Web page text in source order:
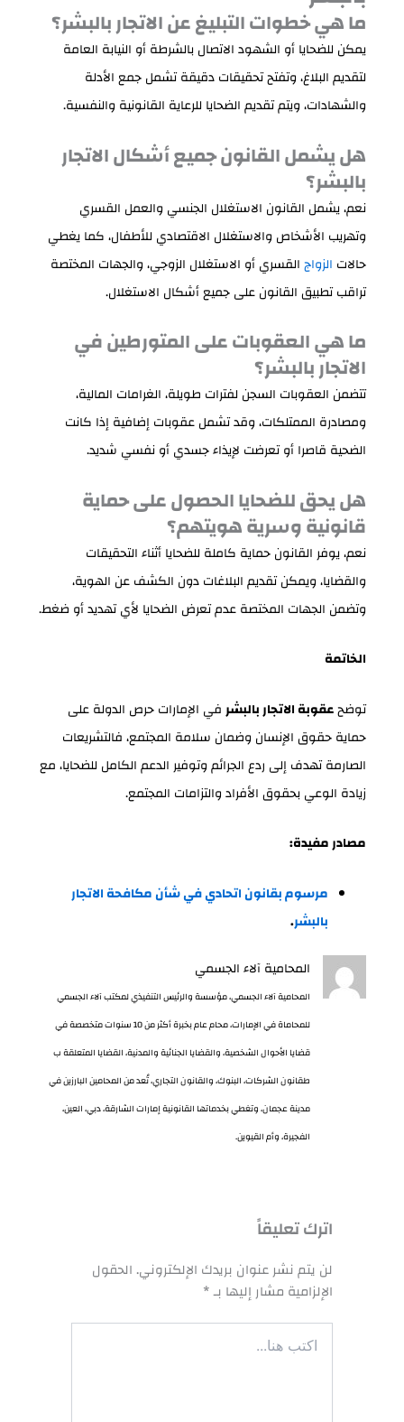
ما هي خطوات التبليغ عن الاتجار بالبشر؟
يمكن للضحايا أو الشهود الاتصال بالشرطة أو النيابة العامة
لتقديم البلاغ، وتفتح تحقيقات دقيقة تشمل جمع الأدلة
والشهادات، ويتم تقديم الضحايا للرعاية القانونية والنفسية.
هل يشمل القانون جميع أشكال الاتجار
بالبشر؟
نعم، يشمل القانون الاستغلال الجنسي والعمل القسري
وتهريب الأشخاص والاستغلال الاقتصادي للأطفال، كما يغطي
حالات الزواجالقسري أو الاستغلال الزوجي، والجهات المختصة
تراقب تطبيق القانون على جميع أشكال الاستغلال.
ما هي العقوبات على المتورطين في
الاتجار بالبشر؟
تتضمن العقوبات السجن لفترات طويلة، الغرامات المالية،
ومصادرة الممتلكات، وقد تشمل عقوبات إضافية إذا كانت
الضحية قاصرا أو تعرضت لإيذاء جسدي أو نفسي شديد.
هل يحق للضحايا الحصول على حماية
قانونية وسرية هويتهم؟
نعم، يوفر القانون حماية كاملة للضحايا أثناء التحقيقات
والقضايا، ويمكن تقديم البلاغات دون الكشف عن الهوية،
وتضمن الجهات المختصة عدم تعرض الضحايا لأي تهديد أو ضغط.
الخاتمة
توضحعقوبة الاتجار بالبشرفي الإمارات حرص الدولة على
حماية حقوق الإنسان وضمان سلامة المجتمع، فالتشريعات
الصارمة تهدف إلى ردع الجرائم وتوفير الدعم الكامل للضحايا، مع
زيادة الوعي بحقوق الأفراد والتزامات المجتمع.
مصادر مفيدة:
مرسوم بقانون اتحادي في شأن مكافحة الاتجار
بالبشر.
المحامية آلاء الجسمي
المحامية آلاء الجسمي، مؤسسة والرئيس التنفيذي لمكتب آلاء الجسمي
للمحاماة في الإمارات، محام عام بخبرة أكثر من 10 سنوات متخصصة في
قضايا الأحوال الشخصية، والقضايا الجنائية والمدنية، القضايا المتعلقة ب
طقانون الشركات، البنوك، والقانون التجاري، تُعد من المحامين البارزين في
مدينة عجمان، وتغطي بخدماتها القانونية إمارات الشارقة، دبي، العين،
الفجيرة، وأم القيوين.
اترك تعليقاً
لن يتم نشر عنوان بريدك الإلكتروني.الحقول
الإلزامية مشار إليها بـ*
اكتب
هنا...